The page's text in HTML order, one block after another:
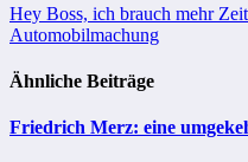
Beitragsnavigation
Hey Boss, ich brauch mehr
Automobilmachung
Ähnliche Beiträge
Friedrich Merz: eine